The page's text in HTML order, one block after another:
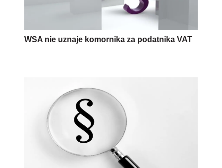
WSA nie uznaje komornika za podatnika VAT